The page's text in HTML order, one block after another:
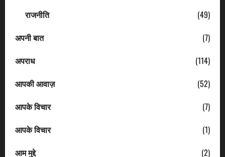
राजनीति
(49)
अपनी बात
(7)
अपराध
(114)
आपकी आवाज़
(52)
आपके विचार
(7)
आपके विचार
(1)
आम मुद्दे
(2)